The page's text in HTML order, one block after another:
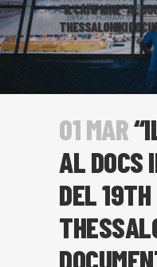
“IL CAMPIONE” AL
THESSALONIKI
01 MAR
AL DOCS
DEL 19TH